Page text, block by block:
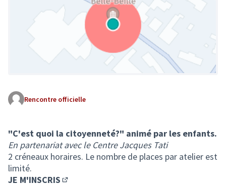
(Lien externe)
Rencontre officielle
"C'est quoi la citoyenneté?" animé par les enfants.
En partenariat avec le Centre Jacques Tati
2 créneaux horaires. Le nombre de places par atelier est
limité.
JE M'INSCRIS